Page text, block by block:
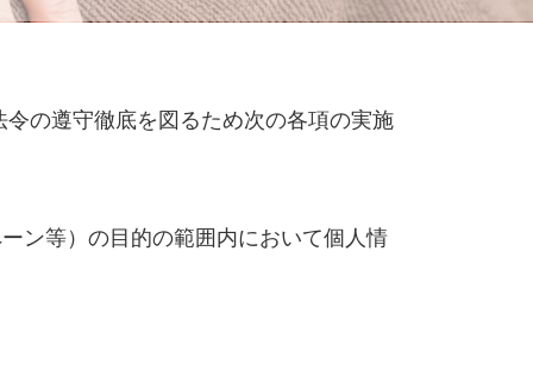
の遵守徹底を図るため次の各項の実施
ン等）の目的の範囲内において個人情